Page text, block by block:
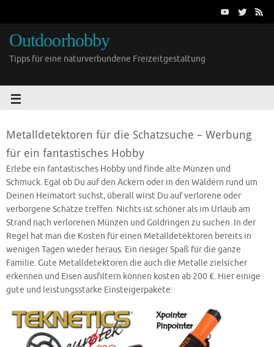
Outdoorhobby
Tipps für eine naturverbundene Freizeitgestaltung
Metalldetektoren für die Schatzsuche – Werbung
für ein fantastisches Hobby
Erlebe ein fantastisches Hobby und finde alte Münzen und
Schmuck. Egal ob Du auf den Äckern oder in den Wäldern rund um
Deinen Heimatort suchst, überall wirst Du auf verlorene oder
verborgene Schätze treffen. Nichts ist schöner als im Urlaub am
Strand nach verlorenen Münzen und Goldringen zu suchen. In der
Regel hat man die Kosten für einen Metalldetektoren bereits in
wenigen Tagen wieder heraus. Ein riesiger Spaß für die ganze
Familie. Gute Metalldetektoren die auch die Metalle zielsicher
erkennen und Eisen ausfiltern können kosten ab 200 €. Hier einige
gute und leistungsstarke Einsteigerpakete: